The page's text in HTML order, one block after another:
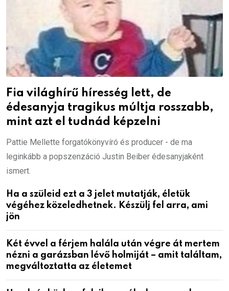
Fia világhírű híresség lett, de
édesanyja tragikus múltja rosszabb,
mint azt el tudnád képzelni
Pattie Mellette forgatókönyvíró és producer - de ma
leginkább a popszenzáció Justin Beiber édesanyjaként
ismert.
Ha a szüleid ezt a 3 jelet mutatják, életük
végéhez közeledhetnek. Készülj fel arra, ami
jön
Két évvel a férjem halála után végre át mertem
nézni a garázsban lévő holmiját – amit találtam,
megváltoztatta az életemet